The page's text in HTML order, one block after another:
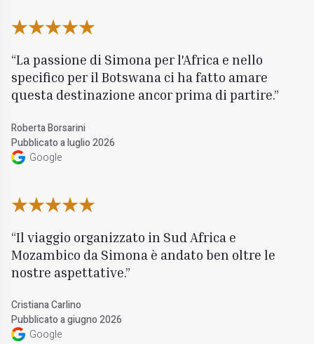
La passione di Simona per l'Africa e nello
specifico per il Botswana ci ha fatto amare
questa destinazione ancor prima di partire.
Roberta Borsarini
Pubblicato a luglio 2026
Google
Il viaggio organizzato in Sud Africa e
Mozambico da Simona è andato ben oltre le
nostre aspettative.
Cristiana Carlino
Pubblicato a giugno 2026
Google